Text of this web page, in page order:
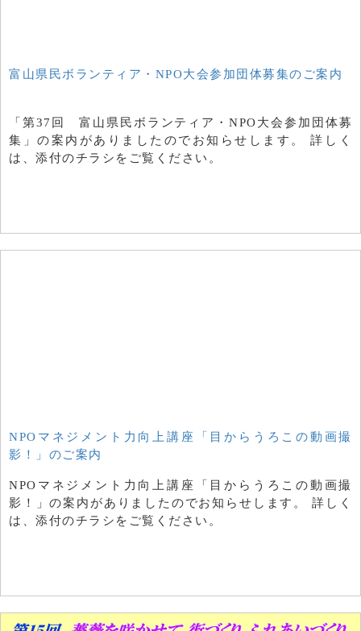
富山県民ボランティア・NPO大会参加団体募集のご案内
「第37回 富山県民ボランティア・NPO大会参加団体募
集」の案内がありましたのでお知らせします。 詳しく
は、添付のチラシをご覧ください。
NPOマネジメント力向上講座「目からうろこの動画撮
影！」のご案内
NPOマネジメント力向上講座「目からうろこの動画撮
影！」の案内がありましたのでお知らせします。 詳しく
は、添付のチラシをご覧ください。